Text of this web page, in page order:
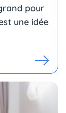
pour
une idée